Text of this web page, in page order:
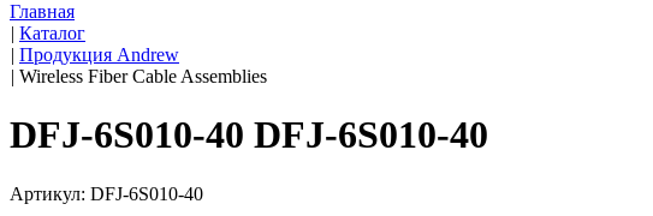
Главная
| Каталог
| Продукция Andrew
| Wireless Fiber Cable Assemblies
DFJ-6S010-40 DFJ-6S010-40
Артикул: DFJ-6S010-40